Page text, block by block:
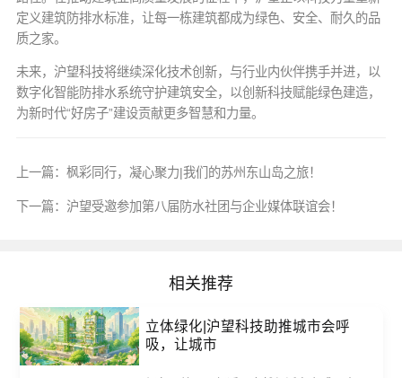
定义建筑防排水标准，让每一栋建筑都成为绿色、安全、耐久的品
质之家。
未来，沪望科技将继续深化技术创新，与行业内伙伴携手并进，以
数字化智能防排水系统守护建筑安全，以创新科技赋能绿色建造，
为新时代“好房子”建设贡献更多智慧和力量。
上一篇： 枫彩同行，凝心聚力|我们的苏州东山岛之旅！
下一篇： 沪望受邀参加第八届防水社团与企业媒体联谊会！
相关推荐
立体绿化|沪望科技助推城市会呼
吸，让城市